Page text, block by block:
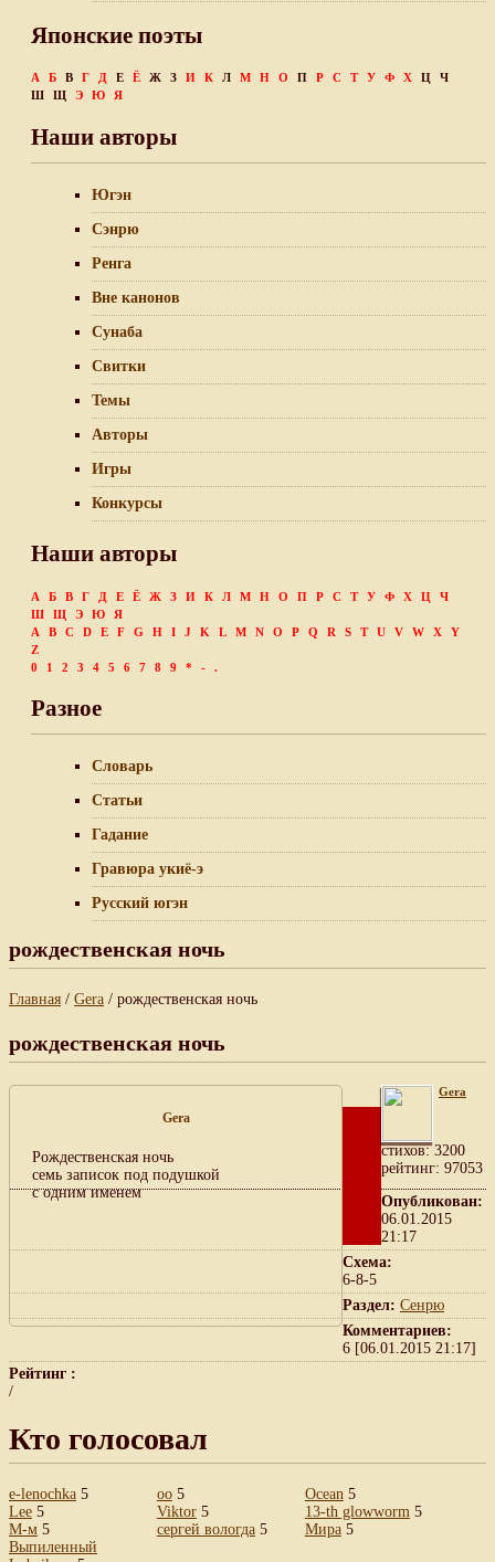
Японские поэты
А Б В Г Д Е Ё Ж З И К Л М Н О П Р С Т У Ф Х Ц
Ч
Ш
Щ Э Ю Я
Наши авторы
Югэн
Сэнрю
Ренга
Вне канонов
Сунаба
Свитки
Темы
Авторы
Игры
Конкурсы
Наши авторы
А Б В Г Д Е Ё Ж З И К Л М Н О П Р С Т У Ф Х Ц
Ч
Ш
Щ Э Ю
Я
A
B C D E F G H I J K L M N O P Q R S T U V W X
Y
Z
0
1 2 3 4 5 6 7 8 9 * - .
Разное
Словарь
Статьи
Гадание
Гравюра укиё-э
Русский югэн
рождественская ночь
Главная / Gera / рождественская ночь
рождественская ночь
Gera
Рождественская ночь
семь записок под подушкой
с одним именем
Gera
cтихов: 3200
рейтинг: 97053
Опубликован:
06.01.2015
21:17
Схема:
6-8-5
Раздел: Сенрю
Комментариев:
6 [06.01.2015 21:17]
Рейтинг :
/
Кто голосовал
e-lenochka 5
Lee 5
М-м 5
oo5
Viktor5
сергей вологда5
Ocean 5
13-th glowworm 5
Мира5
Выпиленный